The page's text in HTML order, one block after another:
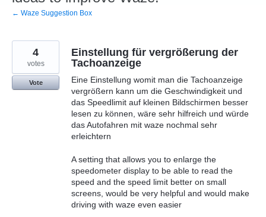
← Waze Suggestion Box
Einstellung für vergrößerung der
Tachoanzeige
Eine Einstellung womit man die Tachoanzeige
vergrößern kann um die Geschwindigkeit und
das Speedlimit auf kleinen Bildschirmen besser
lesen zu können, wäre sehr hilfreich und würde
das Autofahren mit waze nochmal sehr
erleichtern
A setting that allows you to enlarge the
speedometer display to be able to read the
speed and the speed limit better on small
screens, would be very helpful and would make
driving with waze even easier
4
votes
Vote